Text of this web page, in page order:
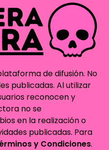
de difusión. No
publicadas. Al utilizar
reconocen y
no se
en la realización o
publicadas. Para
y Condiciones.